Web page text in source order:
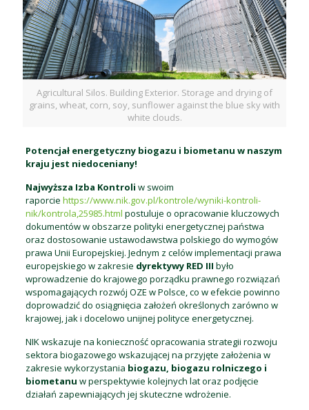
Agricultural Silos. Building Exterior. Storage and drying of
grains, wheat, corn, soy, sunflower against the blue sky with
white clouds.
Potencjał energetyczny biogazu i biometanu w naszym
kraju jest niedoceniany!
Najwyższa Izba Kontroli w swoim
raporcie https://www.nik.gov.pl/kontrole/wyniki-kontroli-
nik/kontrola,25985.html postuluje o opracowanie kluczowych
dokumentów w obszarze polityki energetycznej państwa
oraz dostosowanie ustawodawstwa polskiego do wymogów
prawa Unii Europejskiej. Jednym z celów implementacji prawa
europejskiego w zakresie dyrektywy RED III było
wprowadzenie do krajowego porządku prawnego rozwiązań
wspomagających rozwój OZE w Polsce, co w efekcie powinno
doprowadzić do osiągnięcia założeń określonych zarówno w
krajowej, jak i docelowo unijnej polityce energetycznej.
NIK wskazuje na konieczność opracowania strategii rozwoju
sektora biogazowego wskazującej na przyjęte założenia w
zakresie wykorzystania biogazu, biogazu rolniczego i
biometanu w perspektywie kolejnych lat oraz podjęcie
działań zapewniających jej skuteczne wdrożenie.